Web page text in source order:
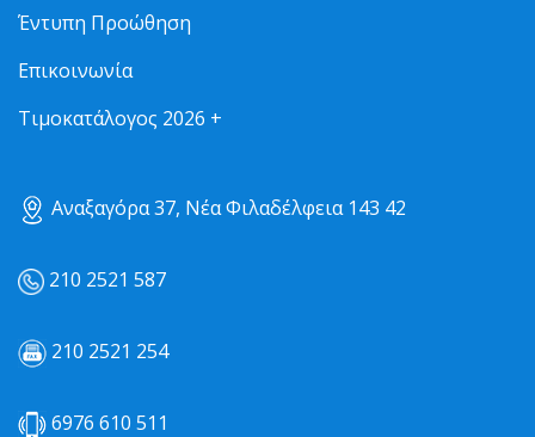
Έντυπη Προώθηση
Επικοινωνία
Τιμοκατάλογος 2026 +
Αναξαγόρα 37, Νέα Φιλαδέλφεια 143 42
210 2521 587
210 2521 254
6976 610 511